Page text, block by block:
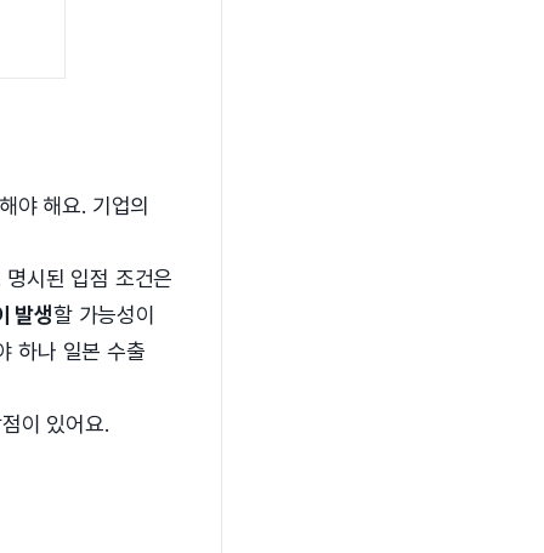
야 해요. 기업의
시된 입점 조건은
발생할 가능성이
하나 일본 수출
이 있어요.